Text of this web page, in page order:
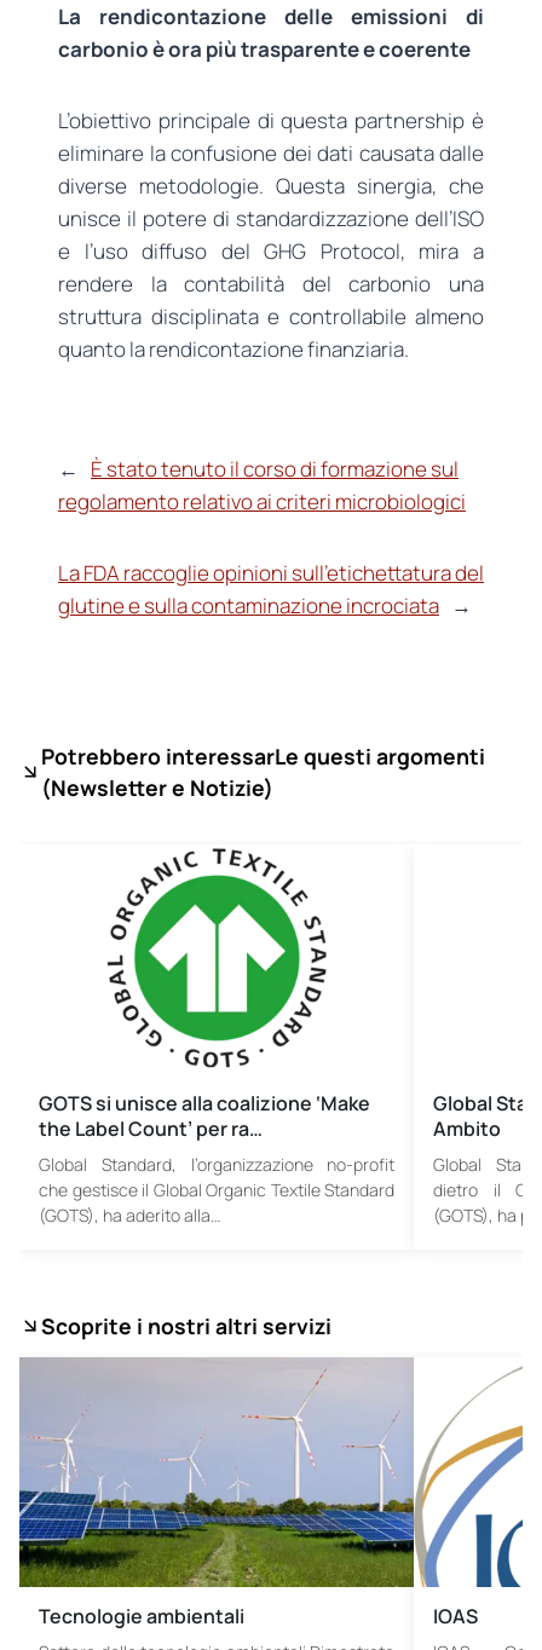
La rendicontazione delle emissioni di
carbonio è ora più trasparente e coerente
L’obiettivo principale di questa partnership è
eliminare la confusione dei dati causata dalle
diverse metodologie. Questa sinergia, che
unisce il potere di standardizzazione dell’ISO
e l’uso diffuso del GHG Protocol, mira a
rendere la contabilità del carbonio una
struttura disciplinata e controllabile almeno
quanto la rendicontazione finanziaria.
←
È stato tenuto il corso di formazione sul
regolamento relativo ai criteri microbiologici
La FDA raccoglie opinioni sull’etichettatura del
glutine e sulla contaminazione incrociata →
Potrebbero interessarLe questi argomenti
(Newsletter e Notizie)
GOTS si unisce alla coalizione ‘Make
the Label Count’ per ra…
Global Standard, l’organizzazione no-profit
che gestisce il Global Organic Textile Standard
(GOTS), ha aderito alla…
Global
Ambito
Global
dietro il
(GOTS), ha
Scoprite i nostri altri servizi
Tecnologie ambientali IOAS